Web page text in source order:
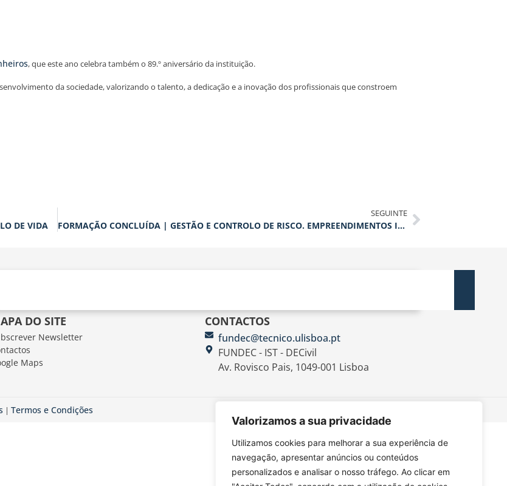
Valorizamos a sua privacidade
Utilizamos cookies para melhorar a sua experiência de
navegação, apresentar anúncios ou conteúdos
personalizados e analisar o nosso tráfego. Ao clicar em
, que este ano celebra também o 89.º aniversário da instituição.
da sociedade, valorizando o talento, a dedicação e a inovação dos profissionais que constroem
DE VIDA
SEGUINTE
FORMAÇÃO CONCLUÍDA | GESTÃO E CONTROLO DE RISCO. EMPREENDIMENTOS IMOBILIÁRIOS
DO SITE
Newsletter
Maps
CONTACTOS
fundec@tecnico.ulisboa.pt
FUNDEC - IST - DECivil
Av. Rovisco Pais, 1049-001 Lisboa
| Termos e Condições